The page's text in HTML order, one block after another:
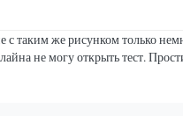
с таким же рисунком только
не могу открыть тест.